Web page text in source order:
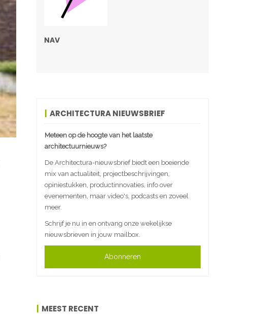
NAV
ARCHITECTURA NIEUWSBRIEF
Meteen op de hoogte van het laatste
architectuurnieuws?
De Architectura-nieuwsbrief biedt een boeiende
mix van actualiteit, projectbeschrijvingen,
opiniestukken, productinnovaties, info over
evenementen, maar video's, podcasts en zoveel
meer.
Schrijf je nu in en ontvang onze wekelijkse
nieuwsbrieven in jouw mailbox.
Abonneren
MEEST RECENT